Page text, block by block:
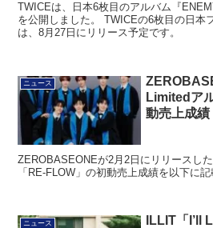
TWICEは、日本6枚目のアルバム『
を公開しました。 TWICEの6枚目の日本
は、8月27日にリリース予定です。
ニュース
Limitedア
動売上成績
ZEROBASEONEが2月2日にリリースし
「RE-FLOW」の初動売上成績を以下に記
ニュース
ILLIT「I’ll